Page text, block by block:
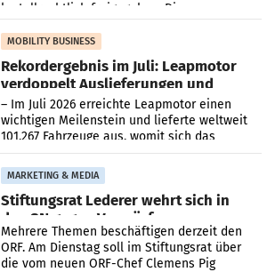
kartellrechtlich freigegeben: Die
Bundeswettbewerbsbehörde und der
Bundeskartellanwalt
MOBILITY BUSINESS
Rekordergebnis im Juli: Leapmotor
verdoppelt Auslieferungen und
überschreitet die 100.000er-Marke
– Im Juli 2026 erreichte Leapmotor einen
wichtigen Meilenstein und lieferte weltweit
101.267 Fahrzeuge aus, womit sich das
Ergebnis gegenüber Juli 2025 mehr als
verdoppelte (+102
MARKETING & MEDIA
Stiftungsrat Lederer wehrt sich in
den SN gegen Vorwürfe
Mehrere Themen beschäftigen derzeit den
ORF. Am Dienstag soll im Stiftungsrat über
die vom neuen ORF-Chef Clemens Pig